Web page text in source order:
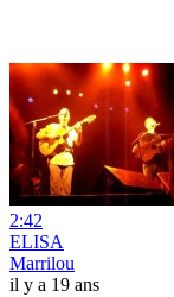
2:42
ELISA
Marrilou
il y a 19 ans